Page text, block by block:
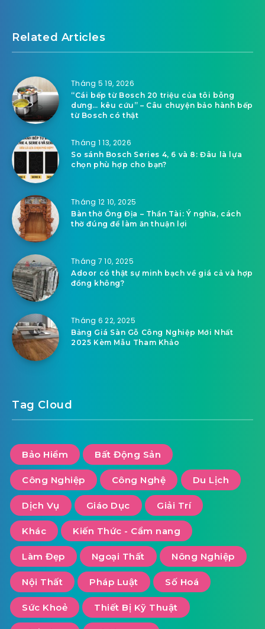
Related Articles
Tháng 5 19, 2026
“Cái bếp từ Bosch 20 triệu của tôi bỗng
dưng… kêu cứu” – Câu chuyện bảo hành bếp
từ Bosch có thật
Tháng 1 13, 2026
So sánh Bosch Series 4, 6 và 8: Đâu là lựa
chọn phù hợp cho bạn?
Tháng 12 10, 2025
Bàn thờ Ông Địa – Thần Tài: Ý nghĩa, cách
thờ đúng để làm ăn thuận lợi
Tháng 7 10, 2025
Adoor có thật sự minh bạch về giá cả và hợp
đồng không?
Tháng 6 22, 2025
Bảng Giá Sàn Gỗ Công Nghiệp Mới Nhất
2025 Kèm Mẫu Tham Khảo
Tag Cloud
Bảo Hiểm Bất Động Sản
Công Nghiệp Công Nghệ Du Lịch
Dịch Vụ Giáo Dục Giải Trí
Khác Kiến Thức - Cẩm nang
Làm Đẹp Ngoại Thất Nông Nghiệp
Nội Thất Pháp Luật Số Hoá
Sức Khoẻ Thiết Bị Kỹ Thuật